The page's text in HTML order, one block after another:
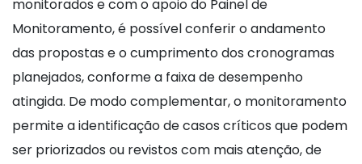
monitorados e com o apoio do Painel de
Monitoramento, é possível conferir o andamento
das propostas e o cumprimento dos cronogramas
planejados, conforme a faixa de desempenho
atingida. De modo complementar, o monitoramento
permite a identificação de casos críticos que podem
ser priorizados ou revistos com mais atenção, de